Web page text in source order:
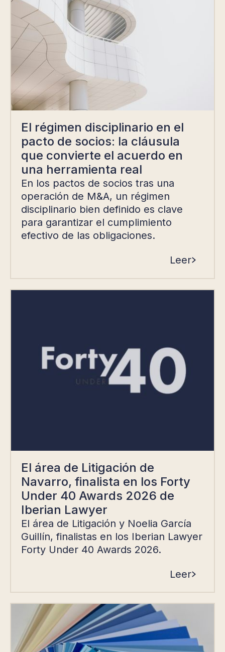
El régimen disciplinario en el
pacto de socios: la cláusula
que convierte el acuerdo en
una herramienta real
En los pactos de socios tras una
operación de M&A, un régimen
disciplinario bien definido es clave
para garantizar el cumplimiento
efectivo de las obligaciones.
Leer
El área de Litigación de
Navarro, finalista en los Forty
Under 40 Awards 2026 de
Iberian Lawyer
El área de Litigación y Noelia García
Guillín, finalistas en los Iberian Lawyer
Forty Under 40 Awards 2026.
Leer